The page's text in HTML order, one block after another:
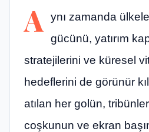
A
ynı zamanda
gücünü, yatırım
stratejilerini ve küresel
hedeflerini de görünür
atılan her golün,
coşkunun ve ekran